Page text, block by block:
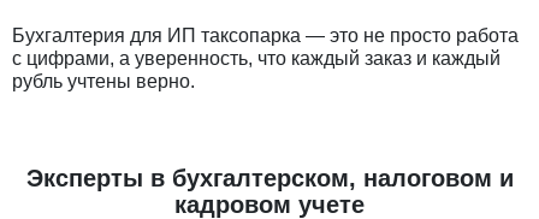
Бухгалтерия для ИП таксопарка — это не просто работа
с цифрами, а уверенность, что каждый заказ и каждый
рубль учтены верно.
Эксперты в бухгалтерском, налоговом и
кадровом учете